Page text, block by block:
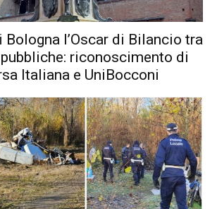
Bologna l’Oscar di Bilancio tra
riconoscimento di
Italiana e UniBocconi